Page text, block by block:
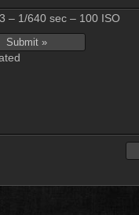
– 1/640 sec – 100 ISO